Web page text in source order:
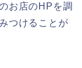
お店のHPを調
つけることが